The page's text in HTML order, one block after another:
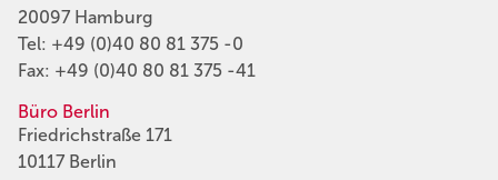
20097 Hamburg
Tel: +49 (0)40 80 81 375 -0
Fax: +49 (0)40 80 81 375 -41
Büro Berlin
Friedrichstraße 171
10117 Berlin